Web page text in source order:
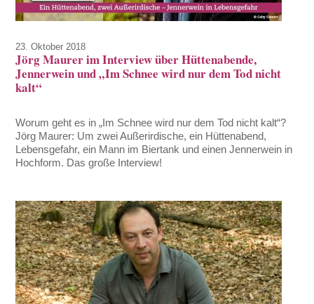
23. Oktober 2018
Jörg Maurer im Interview über Hüttenabende,
Jennerwein und „Im Schnee wird nur dem Tod nicht
kalt“
Worum geht es in „Im Schnee wird nur dem Tod nicht kalt“?
Jörg Maurer: Um zwei Außerirdische, ein Hüttenabend,
Lebensgefahr, ein Mann im Biertank und einen Jennerwein in
Hochform. Das große Interview!